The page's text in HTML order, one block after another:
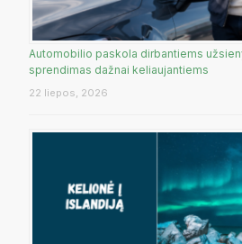
Automobilio paskola dirbantiems
sprendimas dažnai keliaujantiems
22 liepos, 2026